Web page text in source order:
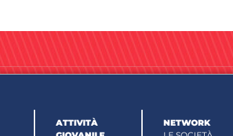
ATTIVITÀ
NETWORK